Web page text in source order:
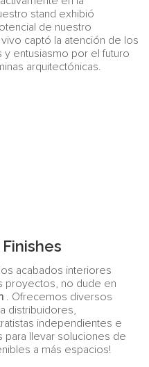
stand exhibió
de nuestro
captó la atención de los
entusiasmo por el futuro
arquitectónicas.
acabados interiores
proyectos, no dude en
. Ofrecemos diversos
distribuidores,
independientes e
para llevar soluciones de
a más espacios!